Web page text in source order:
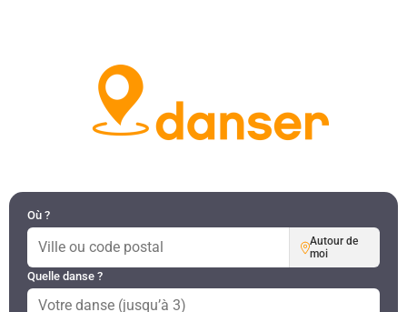
Où ?
Autour de
moi
Quelle danse ?